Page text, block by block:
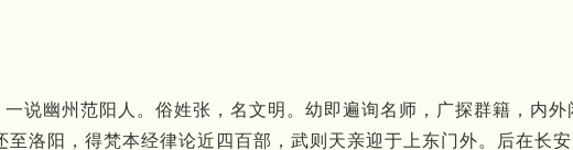
说幽州范阳人。俗姓张，名文明。幼即遍询名师，广探群籍，内
洛阳，得梵本经律论近四百部，武则天亲迎于上东门外。后在长